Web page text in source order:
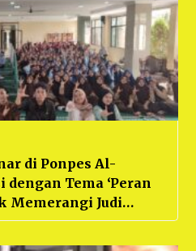
di Ponpes Al-
Tema ‘Peran
Memerangi Judi
Sosial’ Ratusan Santri